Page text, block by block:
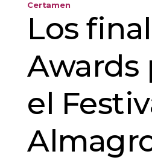
Certamen
Los
Awards
el